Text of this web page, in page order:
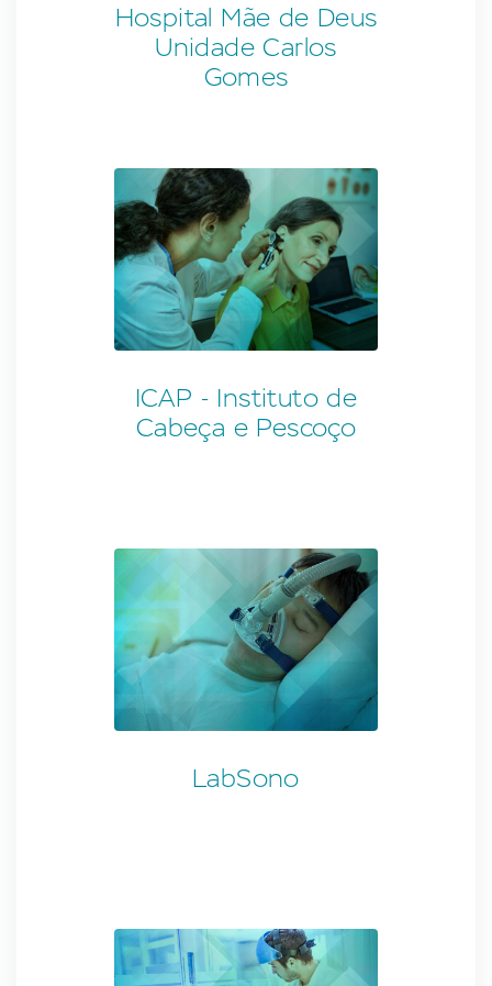
Hospital Mãe de Deus
Unidade Carlos
Gomes
ICAP - Instituto de
Cabeça e Pescoço
LabSono